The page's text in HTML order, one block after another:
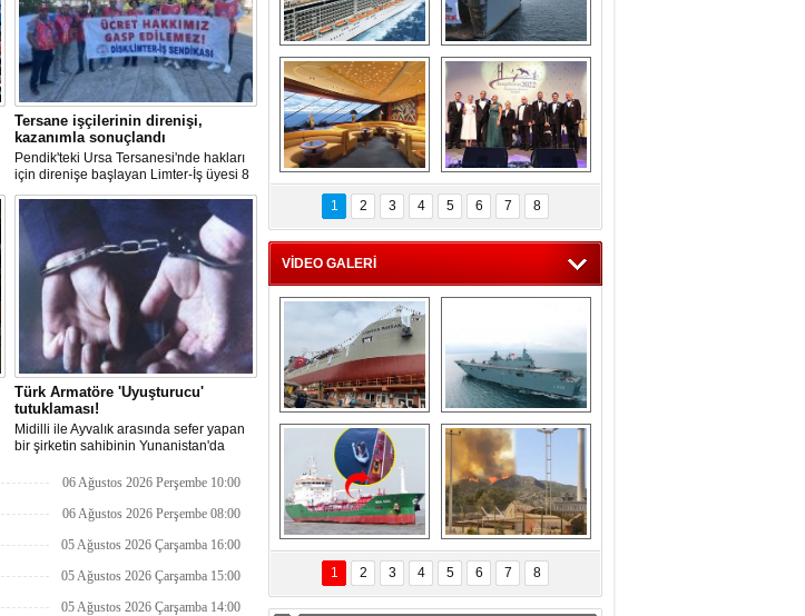
Tersane işçilerinin direnişi,
kazanımla sonuçlandı
Pendik'teki Ursa Tersanesi'nde hakları
için direnişe başlayan Limter-İş üyesi 8
işçinin mücadelesi sonuç verdi. İşveren,
arabulucu görüşmesinde tüm
alacakların ödenmesini kabul etti.
Sendika, sözlerin tutulmaması halinde
direnişin süreceğini açıkladı
Türk Armatöre 'Uyuşturucu'
tutuklaması!
Midilli ile Ayvalık arasında sefer yapan
bir şirketin sahibinin Yunanistan'da
06 Ağustos 2026 Perşembe 10:00
06 Ağustos 2026 Perşembe 08:00
05 Ağustos 2026 Çarşamba 16:00
05 Ağustos 2026 Çarşamba 15:00
05 Ağustos 2026 Çarşamba 14:00
“Gemi içinde gemi”
konsepti ile MSC
Splendida
Dünyada tek!
Denizaltı yüzer
havuzu intikal
seyrine başladı
MSC'den 55 milyon
euroluk turizm geliri
müjdesi
5. Bosphorus Ship
Brokers Dinner,
İstanbul’da yapıldı
1 2 3 4 5 6 7 8
VİDEO GALERİ
Çeksan Tersanesi,
Başaran Bayrak
tankerini suya
indirdi
TCG Anadolu,
tersane teknik
seyrini tamamladı
Göçmenlerin
imdadına Türk
sahipli MINA DENIZ
yetişti
Milas’taki yangın
yeniden termik
santrallere doğru
ilerliyor
1 2 3 4 5 6 7 8